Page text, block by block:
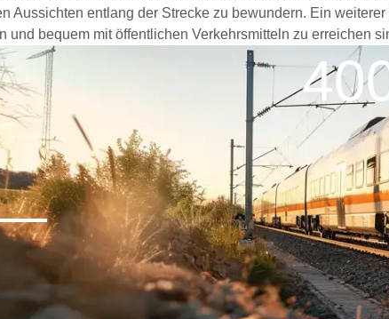
Aussichten entlang der Strecke zu bewundern. Ein
und bequem mit öffentlichen Verkehrsmitteln zu erreichen